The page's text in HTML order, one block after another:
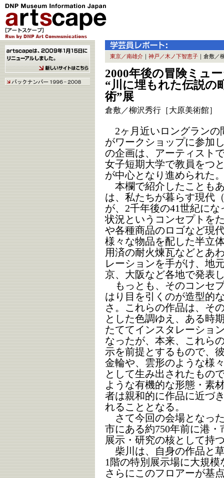
東京／南雄介 ｜ 神戸／木ノ下智恵子 ｜倉敷／
2000年後の冒険ミュ
“川に埋もれた伝説の
術”展
倉敷／柳沢秀行［大原美術館］
2ヶ月近いロングランの
がワークショップに参加
の企画は、アーティスト
女子短期大学で教員をつ
が中心となり進められた
本欄で紹介したことも
は、私たちが暮らす現代
が、2千年後の41世紀に
状況というコンセプトを
や各種商品のロゴなど現
様々な物品を配した半立
用済の耐火煉瓦などとあ
レーションを手がけ、地
京、大阪など各地で発表
もっとも、そのコンセ
はり目を引くのが造型的
さ。これらの作品は、そ
とした色調ゆえ、ある時
たててインスタレーショ
なったが、本来、これら
示を前提とするもので、
金輪や、雲形のような様
として生み出されたもの
ような有機的な形態・素
者は親和的に作品に近づ
れることとなる。
さて今回の会場となっ
市にある約750年前に港
展示・研究の核として持
柴川は、自身の作品と
1階の特別展示場に大規
さらにこのフロアーが基